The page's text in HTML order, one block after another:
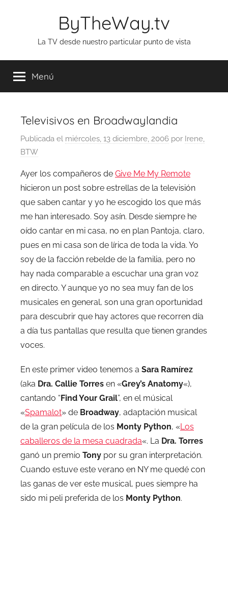
ByTheWay.tv
La TV desde nuestro particular punto de vista
Menú
Televisivos en Broadwaylandia
Publicada el miércoles, 13 diciembre, 2006 por Irene,
BTW
Ayer los compañeros de Give Me My Remote
hicieron un post sobre estrellas de la televisión
que saben cantar y yo he escogido los que más
me han interesado. Soy asín. Desde siempre he
oído cantar en mi casa, no en plan Pantoja, claro,
pues en mi casa son de lírica de toda la vida. Yo
soy de la facción rebelde de la familia, pero no
hay nada comparable a escuchar una gran voz
en directo. Y aunque yo no sea muy fan de los
musicales en general, son una gran oportunidad
para descubrir que hay actores que recorren día
a día tus pantallas que resulta que tienen grandes
voces.
En este primer video tenemos a Sara Ramírez
(aka Dra. Callie Torres en «Grey’s Anatomy«),
cantando “Find Your Grail”, en el músical
«Spamalot» de Broadway, adaptación musical
de la gran película de los Monty Python, «Los
caballeros de la mesa cuadrada«. La Dra. Torres
ganó un premio Tony por su gran interpretación.
Cuando estuve este verano en NY me quedé con
las ganas de ver este musical, pues siempre ha
sido mi peli preferida de los Monty Python.